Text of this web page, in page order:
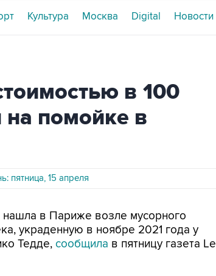
Культура Москва Digital Новости
в 100
помойке в
пятница, 15 апреля
нашла в Париже возле мусорного
украденную в ноябре 2021 года у
Тедде, сообщила в пятницу газета Le